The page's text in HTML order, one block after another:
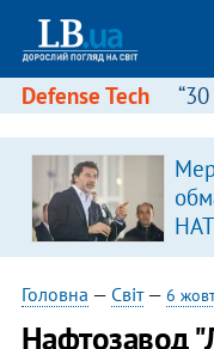
Defense Tech “30
Головна — Світ— 6
Нафтозавод